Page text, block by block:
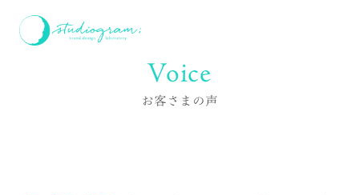
ホーム お客様の声
【10通目】新人デザイナーに贈るデザインオフィス経営者からの
10通の手紙
Voice
お客さまの声